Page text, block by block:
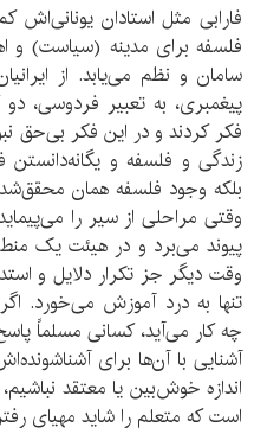
فارابی مثل استادان
فلسفه برای مدینه (سیاست) و
سامان و نظم می‌یابد. از
پیغمبری، به تعبیر فردوسی،
فکر کردند و در این فکر بی‌حق
زندگی و فلسفه و
بلکه وجود فلسفه همان
وقتی مراحلی از سیر را
پیوند می‌برد و در هیئت یک
وقت دیگر جز تکرار دلایل و
تنها به درد آموزش می‌خورد.
چه کار می‌آید، کسانی مسلماً
آشنایی با آن‌ها برای
اندازه خوش‌بین یا معتقد
است که متعلم را شاید مهیای